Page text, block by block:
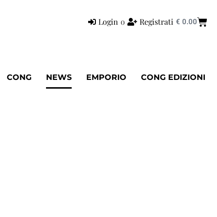
Login o Registrati € 0.00
CONG NEWS EMPORIO CONG EDIZIONI